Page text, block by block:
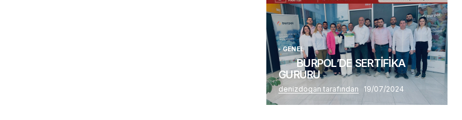
GENEL
BURPOL’DE SERTİFİKA
GURURU
denizdogan tarafından 19/07/2024